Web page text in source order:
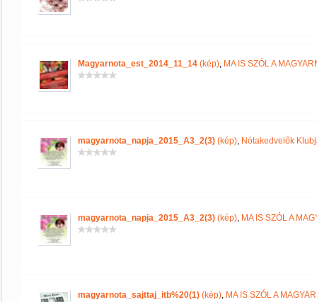
Magyarnota_est_2014_11_14 (kép), MA IS SZÓL A
magyarnota_napja_2015_A3_2(3) (kép), Nótakedvelők
magyarnota_napja_2015_A3_2(3) (kép), MA IS SZÓL A
magyarnota_sajttaj_itb%20(1) (kép), MA IS SZÓL A